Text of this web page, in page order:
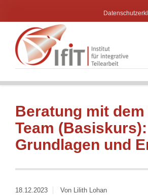
Beratung mit dem
Team (Basiskurs):
Grundlagen und
18.12.2023 Von Lilith Lohan